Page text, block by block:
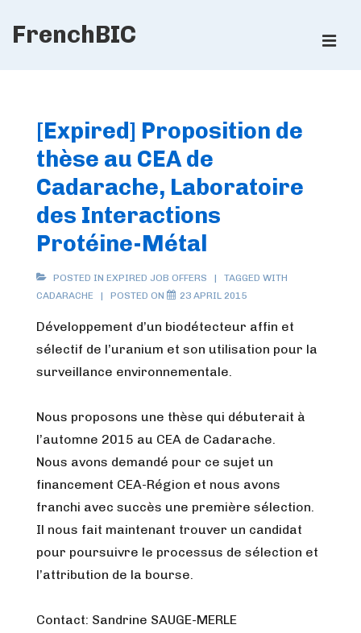
SkipFrenchBIC
[Expired] Proposition de
thèse au CEA de
Cadarache, Laboratoire
des Interactions
Protéine-Métal
POSTED IN EXPIRED JOB OFFERS
TAGGED WITH
CADARACHE
POSTED ON 23 APRIL 2015
Développement d’un biodétecteur affin et
sélectif de l’uranium et son utilisation pour la
surveillance environnementale.
Nous proposons une thèse qui débuterait à
l’automne 2015 au CEA de Cadarache.
Nous avons demandé pour ce sujet un
financement CEA-Région et nous avons
franchi avec succès une première sélection.
Il nous fait maintenant trouver un candidat
pour poursuivre le processus de sélection et
l’attribution de la bourse.
Contact: Sandrine SAUGE-MERLE